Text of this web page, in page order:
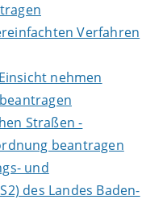
Verfahren
nehmen
Straßen -
beantragen
und
des Landes Baden-